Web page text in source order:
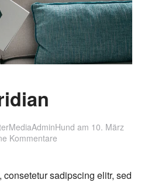
am 10. März
Kommentare
sadipscing elitr, sed